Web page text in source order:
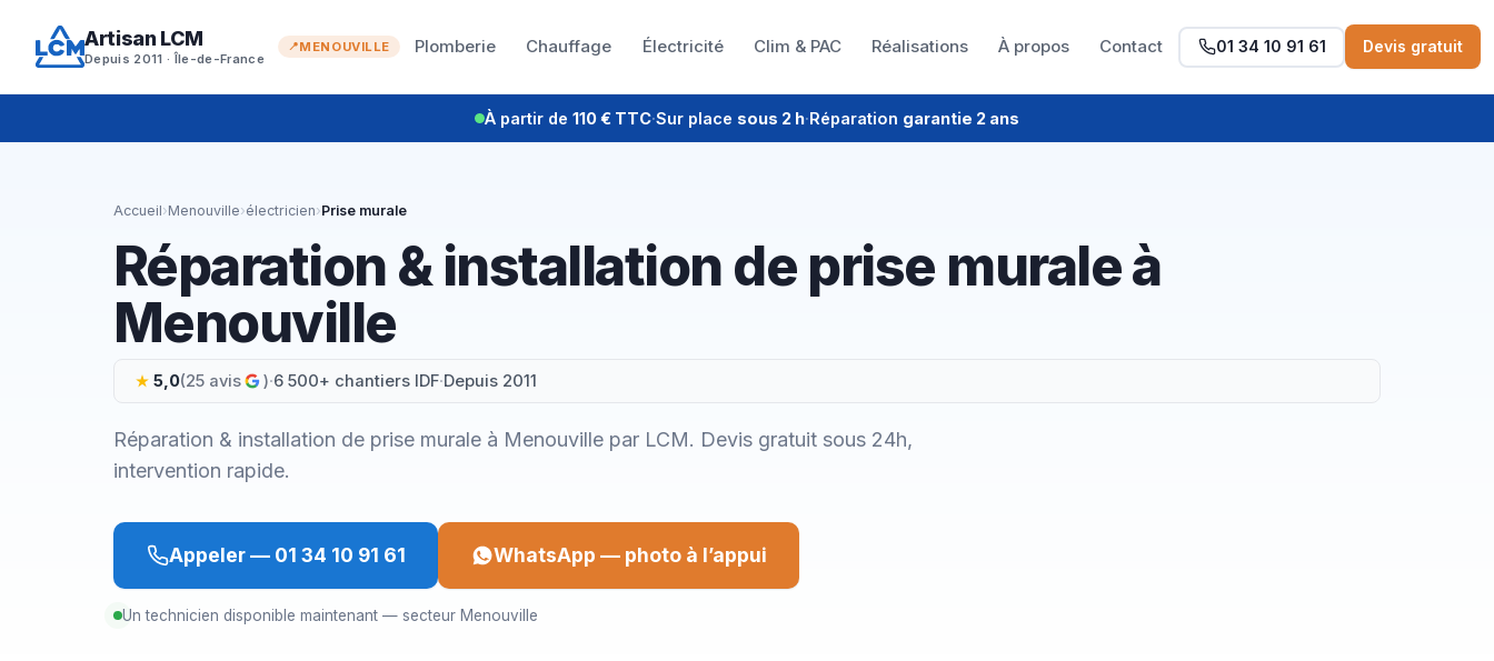
contenu
Artisan LCM
Depuis 2011 · Île-de-France
MENOUVILLE Plomberie Chauffage Électricité Clim & PAC Réalisations À propos Contact 01 34 10 91 61 Devis gratuit
À partir de 110 € TTC·Sur place sous 2 h·Réparation garantie 2 ans
Accueil›Menouville›électricien›Prise murale
Réparation & installation de prise murale à
Menouville
5,0(25 avis )·6 500+ chantiers IDF·Depuis 2011
Réparation & installation de prise murale à Menouville par LCM. Devis gratuit sous 24h,
intervention rapide.
Appeler — 01 34 10 91 61 WhatsApp — photo à l’appui
Un technicien disponible maintenant — secteur Menouville